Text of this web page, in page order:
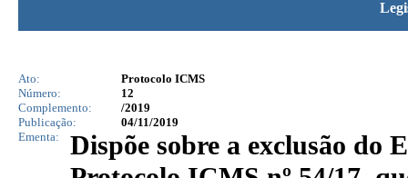
Ato:
Protocolo ICMS
Número:
12
Complemento:
/2019
Publicação:
04/11/2019
Ementa:
Dispõe sobre a exclusão do